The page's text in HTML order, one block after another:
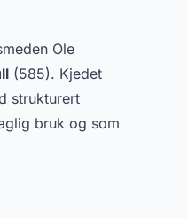
Ole
(585). Kjedet
strukturert
bruk og som